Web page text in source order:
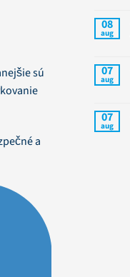
sú
a
08
aug
07
aug
07
aug